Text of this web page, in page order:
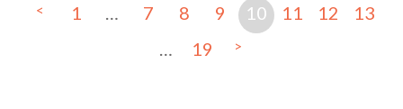
< 1 … 7 8 9 10 11 12
13
…
19 >